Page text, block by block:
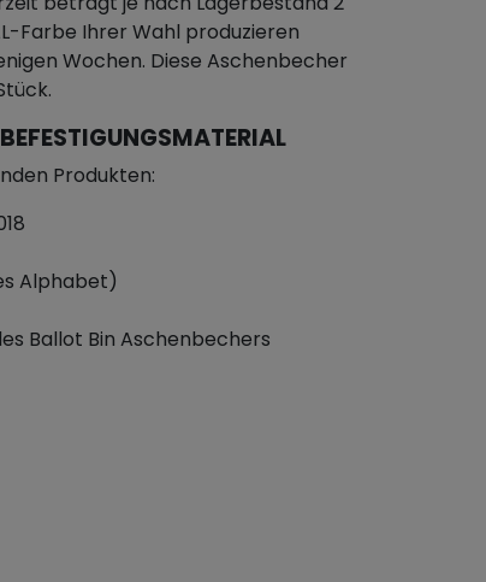
Farbe Ihrer Wahl produzieren
Wochen. Diese Aschenbecher
Produkten:
Alphabet)
Ballot Bin Aschenbechers